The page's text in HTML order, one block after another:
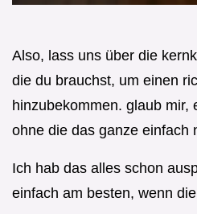
Also, lass uns über die
die du brauchst, um einen
hinzubekommen. glaub mir,
ohne die das ganze einfach
Ich hab das alles schon
einfach am besten, wenn